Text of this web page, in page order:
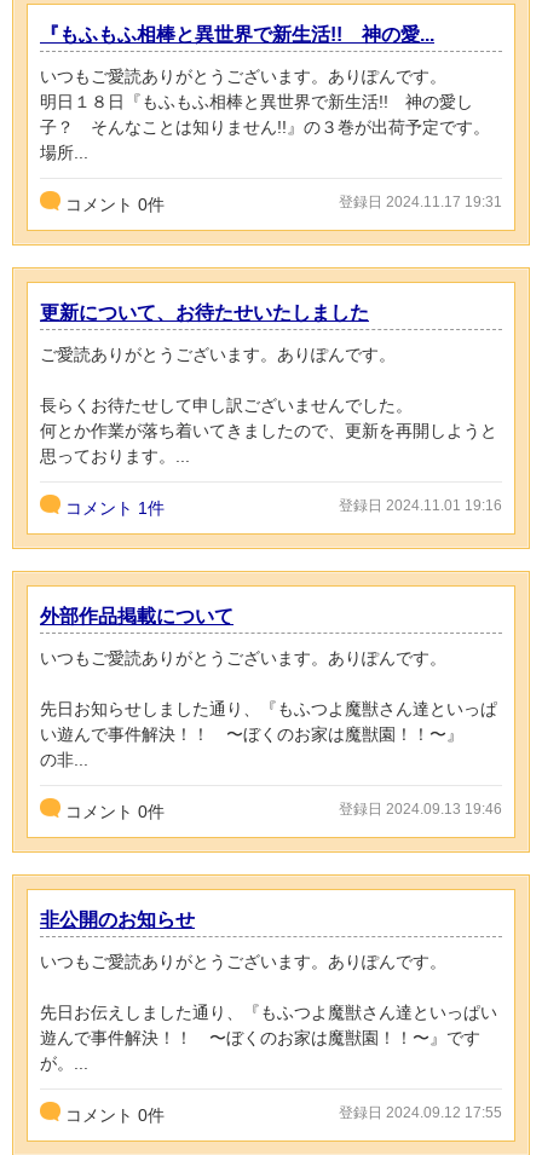
『もふもふ相棒と異世界で新生活!! 神の愛...
いつもご愛読ありがとうございます。ありぽんです。
明日１８日『もふもふ相棒と異世界で新生活!! 神の愛し
子？ そんなことは知りません!!』の３巻が出荷予定です。
場所...
コメント 0件 登録日 2024.11.17 19:31
更新について、お待たせいたしました
ご愛読ありがとうございます。ありぽんです。
長らくお待たせして申し訳ございませんでした。
何とか作業が落ち着いてきましたので、更新を再開しようと
思っております。...
コメント 1件 登録日 2024.11.01 19:16
外部作品掲載について
いつもご愛読ありがとうございます。ありぽんです。
先日お知らせしました通り、『もふつよ魔獣さん達といっぱ
い遊んで事件解決！！ 〜ぼくのお家は魔獣園！！〜』
の非...
コメント 0件 登録日 2024.09.13 19:46
非公開のお知らせ
いつもご愛読ありがとうございます。ありぽんです。
先日お伝えしました通り、『もふつよ魔獣さん達といっぱい
遊んで事件解決！！ 〜ぼくのお家は魔獣園！！〜』です
が。...
コメント 0件 登録日 2024.09.12 17:55